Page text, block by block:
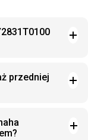
przedniej